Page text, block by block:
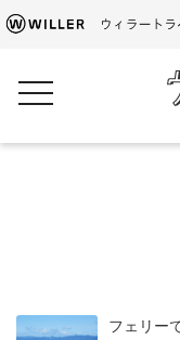
toggle navigation
フェリー